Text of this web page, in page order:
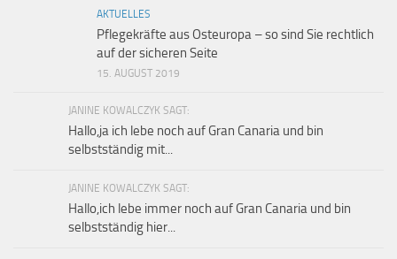
AKTUELLES
Pflegekräfte aus Osteuropa – so sind Sie rechtlich
auf der sicheren Seite
15. AUGUST 2019
JANINE KOWALCZYK SAGT:
Hallo,ja ich lebe noch auf Gran Canaria und bin
selbstständig mit...
JANINE KOWALCZYK SAGT:
Hallo,ich lebe immer noch auf Gran Canaria und bin
selbstständig hier...